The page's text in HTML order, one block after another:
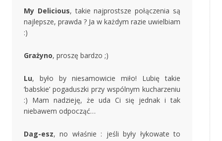
My Delicious, takie najprostsze połączenia są
najlepsze, prawda ? Ja w każdym razie uwielbiam
:)
Grażyno, proszę bardzo ;)
Lu, było by niesamowicie miło! Lubię takie
‘babskie’ pogaduszki przy wspólnym kucharzeniu
:) Mam nadzieję, że uda Ci się jednak i tak
niebawem odpocząć…
Dag-esz, no właśnie : jeśli były łykowate to